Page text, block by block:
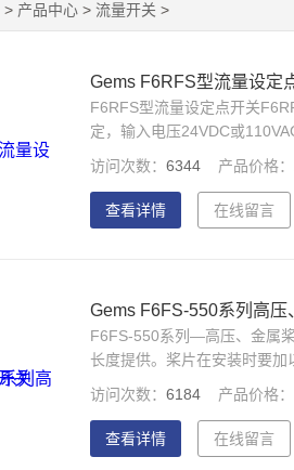
> 产品中心 > 流量开关 >
Gems F6RFS型流量设定
F6RFS型流量设定点开关
定，输入电压24VDC或
流量状态，保护贵重电子设备
光合和其它高能管、机械化焊
访问次数：6344 产品价格：
查看详情 在线留言
Gems F6FS-550系列高压
F6FS-550系列—高压、金属
长度提供。桨片在安装时要
生的压降都小于3PSIG。Z大
访问次数：6184 产品价格：
查看详情 在线留言